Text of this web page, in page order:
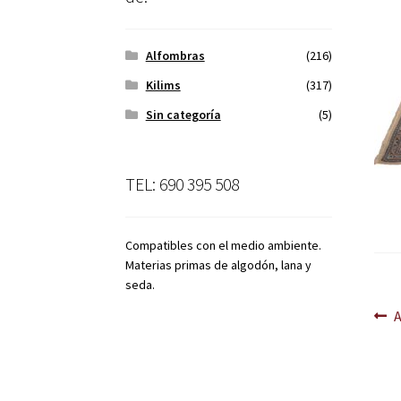
Alfombras
(216)
Kilims
(317)
Sin categoría
(5)
TEL: 690 395 508
Compatibles con el medio ambiente.
Materias primas de algodón, lana y
seda.